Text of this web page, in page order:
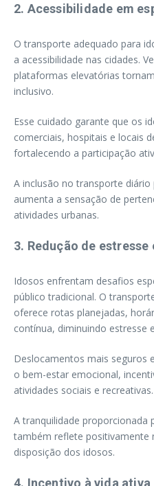
2. Acessibilidade em
O transporte adequado para
a acessibilidade nas cidades.
plataformas elevatórias
inclusivo.
Esse cuidado garante que os
comerciais, hospitais e locais
fortalecendo a participação
A inclusão no transporte
aumenta a sensação de
atividades urbanas.
3. Redução de estresse
Idosos enfrentam desafios
público tradicional. O
oferece rotas planejadas,
contínua, diminuindo estresse
Deslocamentos mais seguros
o bem-estar emocional,
atividades sociais e recreativas.
A tranquilidade proporcionada
também reflete positivamente
disposição dos idosos.
4. Incentivo à vida ativa